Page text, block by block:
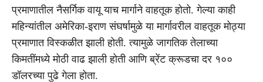
प्रमाणातील नैसर्गिक वायू याच मार्गाने वाहतूक होतो. गेल्या काही
महिन्यांतील अमेरिका-इराण संघर्षामुळे या मार्गावरील वाहतूक मोठ्या
प्रमाणात विस्कळीत झाली होती. त्यामुळे जागतिक तेलाच्या
किमतींमध्ये मोठी वाढ झाली होती आणि ब्रेंट क्रूडचा दर १००
डॉलरच्या पुढे गेला होता.